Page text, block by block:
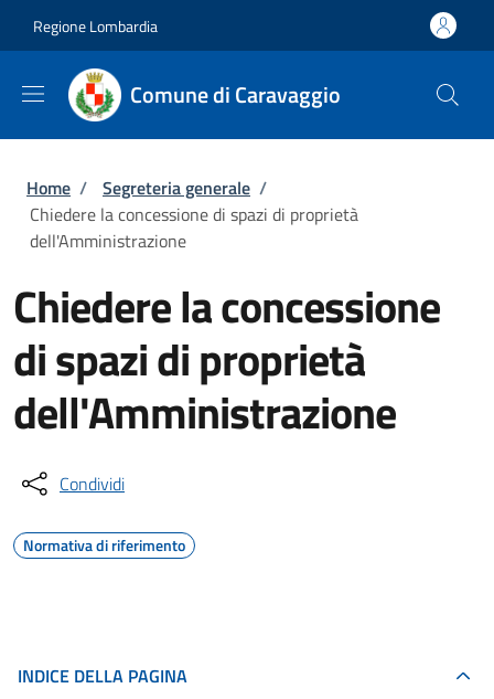
Regione Lombardia
Comune di Caravaggio
Briciole di pane
Home / Segreteria generale /
Chiedere la concessione di spazi di proprietà
dell'Amministrazione
Chiedere la concessione
di spazi di proprietà
dell'Amministrazione
Condividi
Normativa di riferimento
INDICE DELLA PAGINA